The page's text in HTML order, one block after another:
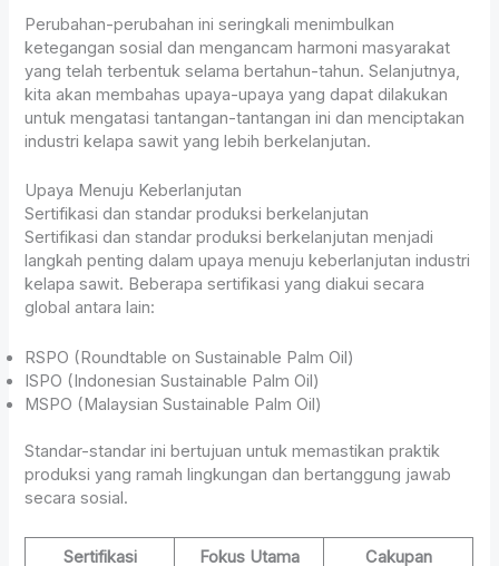
Perubahan-perubahan ini seringkali menimbulkan
ketegangan sosial dan mengancam harmoni masyarakat
yang telah terbentuk selama bertahun-tahun. Selanjutnya,
kita akan membahas upaya-upaya yang dapat dilakukan
untuk mengatasi tantangan-tantangan ini dan menciptakan
industri kelapa sawit yang lebih berkelanjutan.
Upaya Menuju Keberlanjutan
Sertifikasi dan standar produksi berkelanjutan
Sertifikasi dan standar produksi berkelanjutan menjadi
langkah penting dalam upaya menuju keberlanjutan industri
kelapa sawit. Beberapa sertifikasi yang diakui secara
global antara lain:
RSPO (Roundtable on Sustainable Palm Oil)
ISPO (Indonesian Sustainable Palm Oil)
MSPO (Malaysian Sustainable Palm Oil)
Standar-standar ini bertujuan untuk memastikan praktik
produksi yang ramah lingkungan dan bertanggung jawab
secara sosial.
Sertifikasi Fokus Utama Cakupan